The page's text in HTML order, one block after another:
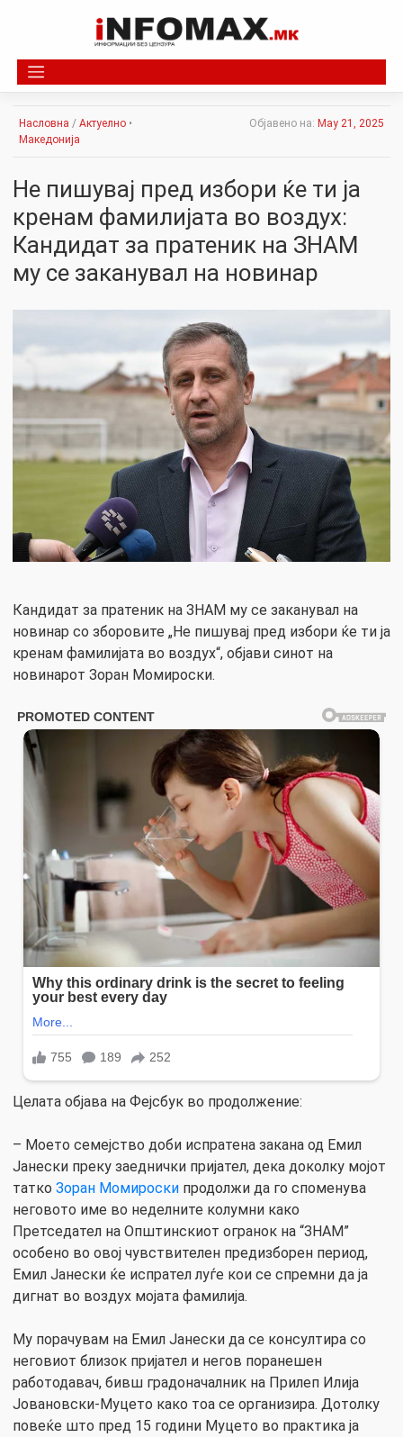
Насловна / Актуелно •
Македонија
Објавено на: May 21, 2025
Не пишувај пред избори ќе ти ја
кренам фамилијата во воздух:
Кандидат за пратеник на ЗНАМ
му се заканувал на новинар
Кандидат за пратеник на ЗНАМ му се заканувал на
новинар со зборовите „Не пишувај пред избори ќе ти ја
кренам фамилијата во воздух“, објави синот на
новинарот Зоран Момироски.
Целата објава на Фејсбук во продолжение:
– Моето семејство доби испратена закана од Емил
Јанески преку заеднички пријател, дека доколку мојот
татко Зоран Момироски продолжи да го споменува
неговото име во неделните колумни како
Претседател на Општинскиот огранок на “ЗНАМ”
особено во овој чувствителен предизборен период,
Емил Јанески ќе испрател луѓе кои се спремни да ја
дигнат во воздух мојата фамилија.
Му порачувам на Емил Јанески да се консултира со
неговиот близок пријател и негов поранешен
работодавач, бивш градоначалник на Прилеп Илија
Јовановски-Муцето како тоа се организира. Дотолку
повеќе што пред 15 години Муцето во практика ја